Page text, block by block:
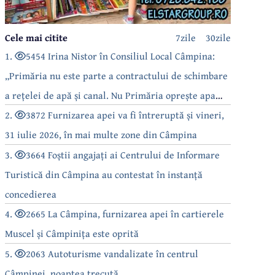
30zile
7zile
Cele mai citite
1.
5454 Irina Nistor în Consiliul Local Câmpina:
„Primăria nu este parte a contractului de schimbare
a rețelei de apă și canal. Nu Primăria oprește apa
câmpinenilor!”
2.
3872 Furnizarea apei va fi întreruptă și vineri,
31 iulie 2026, în mai multe zone din Câmpina
3.
3664 Foștii angajați ai Centrului de Informare
Turistică din Câmpina au contestat în instanță
concedierea
4.
2665 La Câmpina, furnizarea apei în cartierele
Muscel și Câmpinița este oprită
5.
2063 Autoturisme vandalizate în centrul